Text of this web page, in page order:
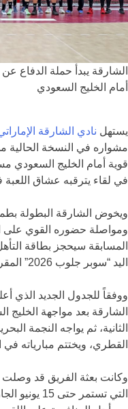
الشارقة يبدأ حملة الدفاع
أمام الخليج السعودي
يستهل نادي الشارقة
مشواره في النسخة الحالية
قوية أمام الخليج السعودي
في لقاء يترقبه عشاق
ويخوض الشارقة البطولة
ومواصلة حضوره القوي على
المسابقة سيحجز بطاقة
اليد “سوبر جلوب 2026” المقررة في مصر.
ووفقاً للجدول الجديد الذي
الشارقة بعد مواجهة الخليج
الثانية، ثم يواجه النجمة
القطري، ويختتم مبارياته في
وكانت بعثة الفريق قد
التي تستمر